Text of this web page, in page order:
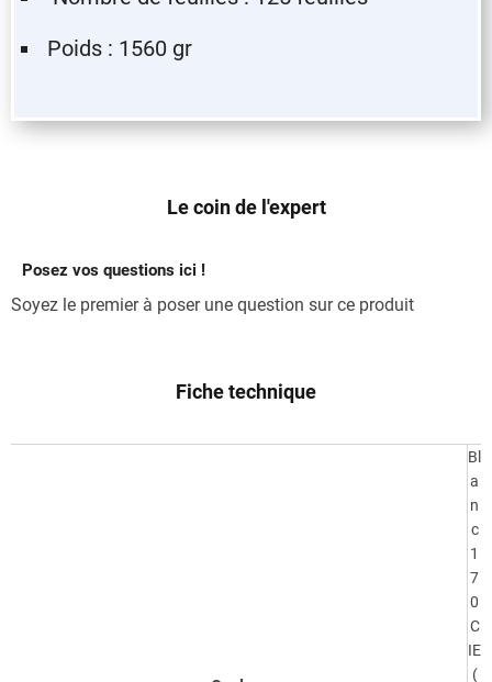
Poids : 1560 gr
Le coin de l'expert
Posez vos questions ici !
Soyez le premier à poser une question sur ce produit
Fiche technique
Bl
a
n
c
1
7
0
C
IE
(